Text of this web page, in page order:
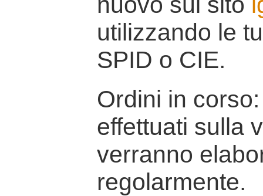
utilizzando le
SPID o CIE.
Ordini in
effettuati sulla
verranno
regolarmente.